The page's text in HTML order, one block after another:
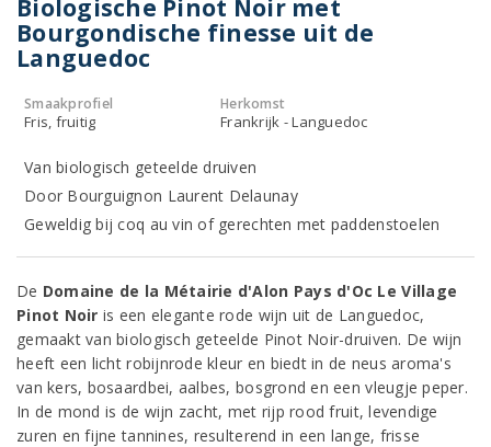
Biologische Pinot Noir met
Bourgondische finesse uit de
Languedoc
Smaakprofiel
Fris, fruitig
Herkomst
Frankrijk - Languedoc
Van biologisch geteelde druiven
Door Bourguignon Laurent Delaunay
Geweldig bij coq au vin of gerechten met paddenstoelen
De Domaine de la Métairie d'Alon Pays d'Oc Le Village
Pinot Noir is een elegante rode wijn uit de Languedoc,
gemaakt van biologisch geteelde Pinot Noir-druiven. De wijn
heeft een licht robijnrode kleur en biedt in de neus aroma's
van kers, bosaardbei, aalbes, bosgrond en een vleugje peper.
In de mond is de wijn zacht, met rijp rood fruit, levendige
zuren en fijne tannines, resulterend in een lange, frisse